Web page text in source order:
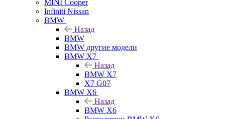
MINI Cooper
Infiniti Nissan
BMW
Назад
BMW
BMW другие модели
BMW X7
Назад
BMW X7
X7 G07
BMW X6
Назад
BMW X6